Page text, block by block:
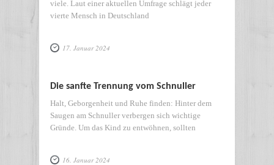
viele. Laut einer aktuellen Umfrage schlägt jeder
vierte Mensch in Deutschland
17. Januar 2024
Die sanfte Trennung vom Schnuller
Halt, Geborgenheit und Ruhe finden: Hinter dem
Saugen am Schnuller verbergen sich wichtige
Gründe. Um das Kind zu entwöhnen, sollten
16. Januar 2024